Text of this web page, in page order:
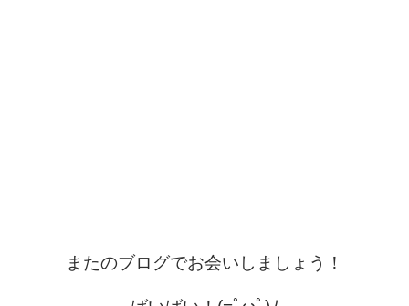
またのブログでお会いしましょう！